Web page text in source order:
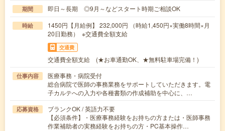
期間 即日～長期 ◎9月～などスタート時期ご相談OK
時給
1450円【月給例】 232,000円 （時給1,450円×実働8時間×月
20日勤務） ※交通費全額支給
交通費
交通費全額支給 (★お車通勤OK、★無料駐車場完備！)
仕事内容
医療事務・病院受付
総合病院で医師の事務業務をサポートしていただきます。電
子カルテへの入力や各種書類の作成補助を中心に、…
応募資格
ブランクOK / 英語力不要
【必須条件】・医療事務経験をお持ちの方または・医師事務
作業補助者の実務経験をお持ちの方・PC基本操作…